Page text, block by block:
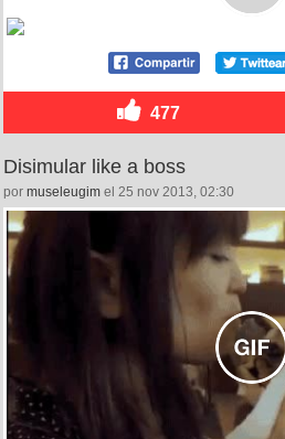
477
Disimular like a boss
por museleugim el 25 nov 2013, 02:30